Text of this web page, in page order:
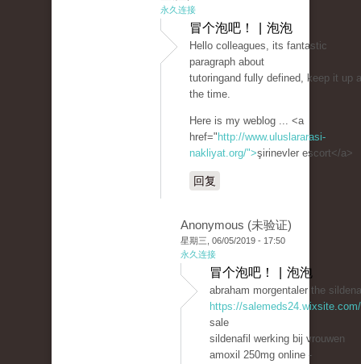
永久连接
冒个泡吧！ | 泡泡
Hello colleagues, its fantastic
paragraph about
tutoringand fully defined, keep it up
the time.
Here is my weblog ... <a
href=" http://www.uluslararasi-
nakliyat.org/">şirinevler escort</a>
回复
Anonymous (未验证)
星期三, 06/05/2019 - 17:50
永久连接
冒个泡吧！ | 泡泡
abraham morgentaler the
https://
sale
sildenafil werking bij vrouwen
amoxil 250mg online -